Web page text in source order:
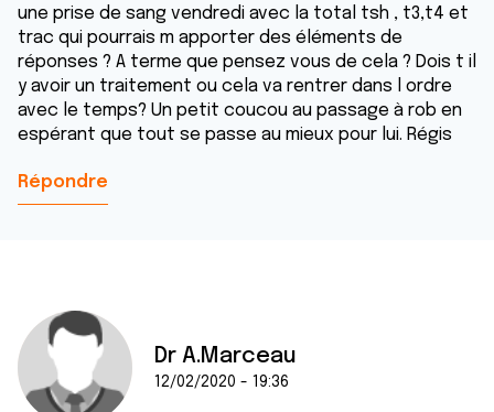
une prise de sang vendredi avec la total tsh , t3,t4 et
trac qui pourrais m apporter des éléments de
réponses ? A terme que pensez vous de cela ? Dois t il
y avoir un traitement ou cela va rentrer dans l ordre
avec le temps? Un petit coucou au passage à rob en
espérant que tout se passe au mieux pour lui. Régis
Répondre
Dr A.Marceau
12/02/2020 - 19:36